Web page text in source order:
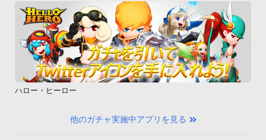
ハロー・ヒーロー
他のガチャ実施中アプリを見る